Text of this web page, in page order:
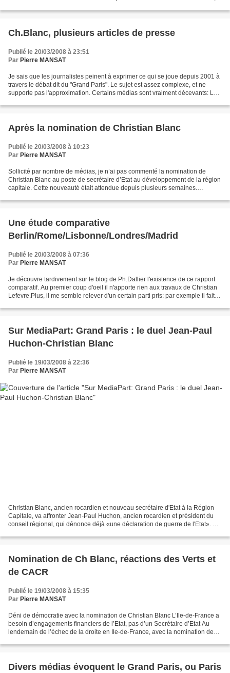
Ch.Blanc, plusieurs articles de presse
Publié le 20/03/2008 à 23:51
Par Pierre MANSAT
Je sais que les journalistes peinent à exprimer ce qui se joue depuis 2001 à
travers le débat dit du "Grand Paris". Le sujet est assez complexe, et ne
supporte pas l'approximation. Certains médias sont vraiment décevants: Le
Après la nomination de Christian Blanc
Publié le 20/03/2008 à 10:23
Par Pierre MANSAT
Sollicité par nombre de médias, je n’ai pas commenté la nomination de
Christian Blanc au poste de secrétaire d’Etat au développement de la région
capitale. Cette nouveauté était attendue depuis plusieurs semaines.
Une étude comparative
Berlin/Rome/Lisbonne/Londres/Madrid
Publié le 20/03/2008 à 07:36
Par Pierre MANSAT
Je découvre tardivement sur le blog de Ph.Dallier l'existence de ce rapport
comparatif. Au premier coup d'oeil il n'apporte rien aux travaux de Christian
Lefevre.Plus, il me semble relever d'un certain parti pris: par exemple il fait
Sur MediaPart: Grand Paris : le duel Jean-Paul
Huchon-Christian Blanc
Publié le 19/03/2008 à 22:36
Par Pierre MANSAT
Christian Blanc, ancien rocardien et nouveau secrétaire d'Etat à la Région
Capitale, va affronter Jean-Paul Huchon, ancien rocardien et président du
conseil régional, qui dénonce déjà «une déclaration de guerre de l'Etat». Un
Nomination de Ch Blanc, réactions des Verts et
de CACR
Publié le 19/03/2008 à 15:35
Par Pierre MANSAT
Déni de démocratie avec la nomination de Christian Blanc L’Ile-de-France a
besoin d’engagements financiers de l’Etat, pas d’un Secrétaire d’Etat Au
lendemain de l’échec de la droite en Ile-de-France, avec la nomination de
Divers médias évoquent le Grand Paris, ou Paris